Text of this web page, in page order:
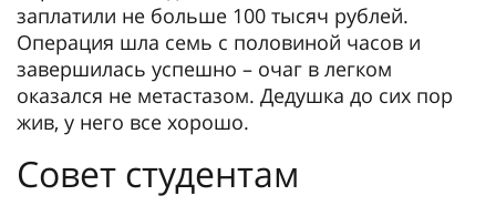
заплатили не больше 100 тысяч рублей.
Операция шла семь с половиной часов и
завершилась успешно – очаг в легком
оказался не метастазом. Дедушка до сих пор
жив, у него все хорошо.
Совет студентам